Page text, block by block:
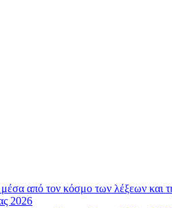
από τον κόσμο των λέξεων και
2026